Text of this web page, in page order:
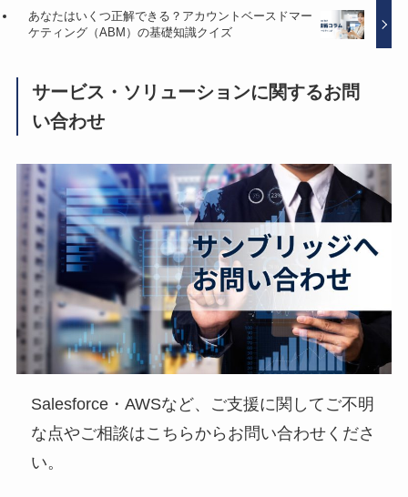
あなたはいくつ正解できる？アカウントベースドマー
ケティング（ABM）の基礎知識クイズ
サービス・ソリューションに関するお問
い合わせ
Salesforce・AWSなど、ご支援に関してご不明
な点やご相談はこちらからお問い合わせくださ
い。